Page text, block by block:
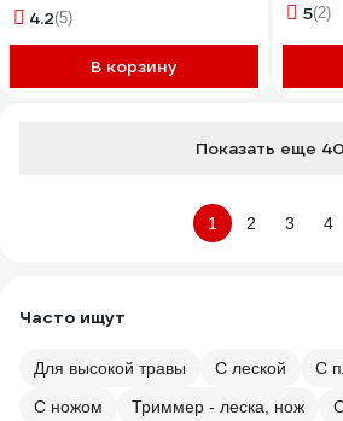
4.2(5)
В корзину
5(2)
Показать еще 40
1 2 3 4
Часто ищут
Для высокой травы С леской
С
С ножом
Триммер - леска, нож